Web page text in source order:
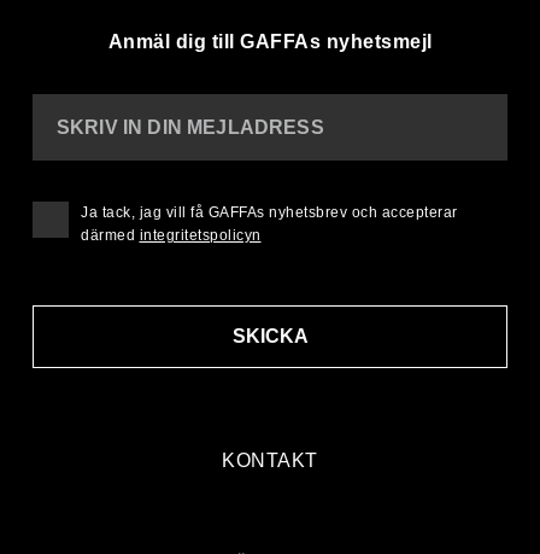
Anmäl dig till GAFFAs nyhetsmejl
KONTAKT
SKRIV IN DIN MEJLADRESS
SKICKA
Ja tack, jag vill få GAFFAs nyhetsbrev och accepterar
därmed integritetspolicyn